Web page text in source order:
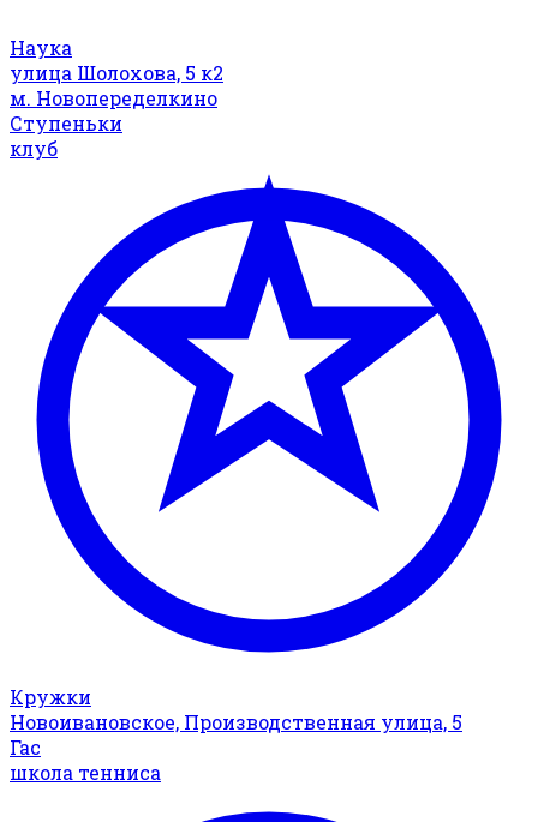
Наука
улица Шолохова, 5 к2
м. Новопеределкино
Ступеньки
клуб
Кружки
Новоивановское, Производственная улица, 5
Гас
школа тенниса